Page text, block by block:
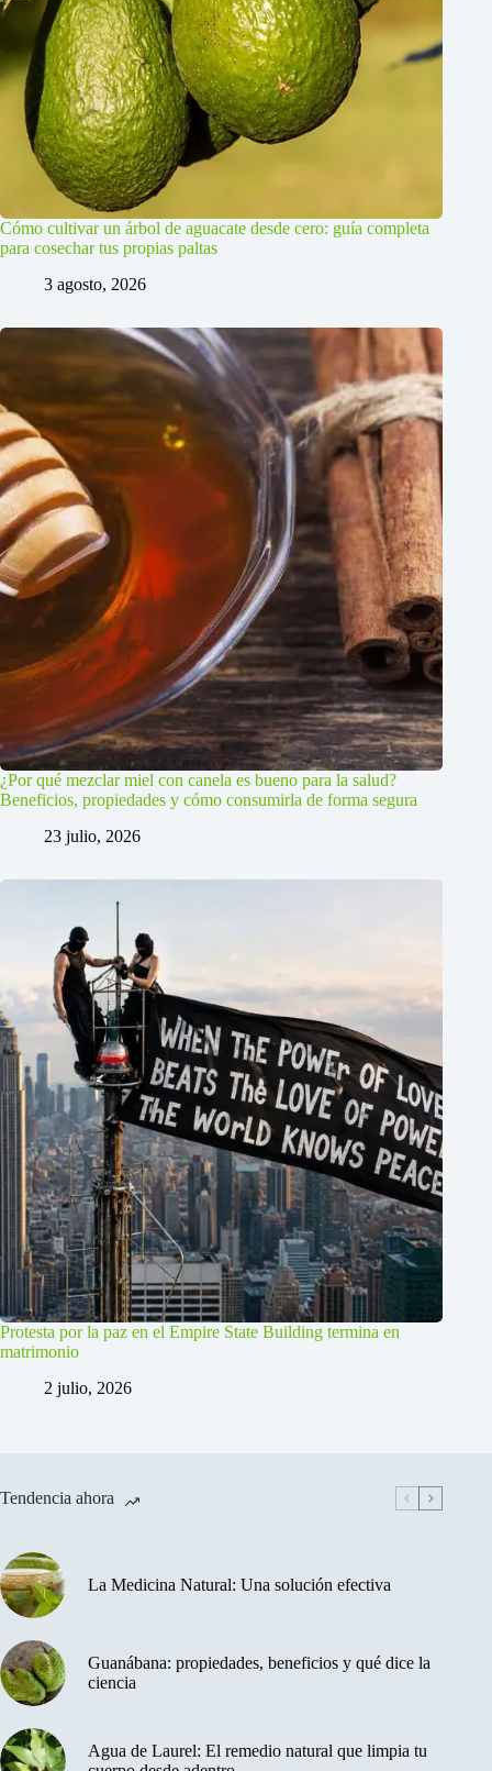
Cómo cultivar un árbol de aguacate desde cero: guía completa
para cosechar tus propias paltas
3 agosto, 2026
¿Por qué mezclar miel con canela es bueno para la salud?
Beneficios, propiedades y cómo consumirla de forma segura
23 julio, 2026
Protesta por la paz en el Empire State Building termina en
matrimonio
2 julio, 2026
Tendencia ahora
La Medicina Natural: Una solución efectiva
Guanábana: propiedades, beneficios y qué dice la
ciencia
Agua de Laurel: El remedio natural que limpia tu